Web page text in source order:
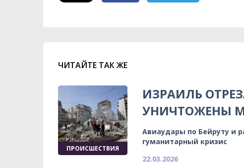
ЧИТАЙТЕ ТАК ЖЕ
ПРОИСШЕСТВИЯ
ИЗРАИЛЬ
УНИЧТОЖЕНЫ
Авиаудары по Бейруту и
гуманитарный кризис
22.03.2026